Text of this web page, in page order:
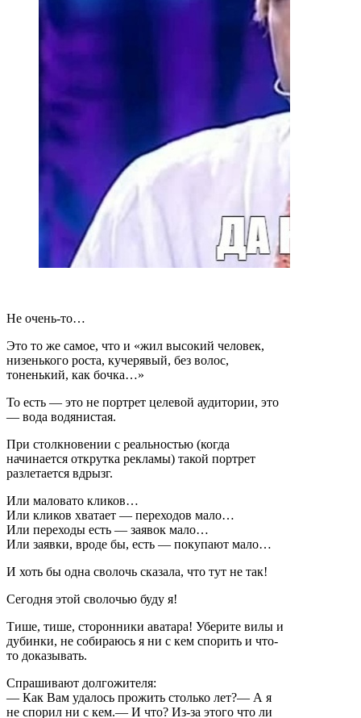
Не очень-то…
Это то же самое, что и «жил высокий человек,
низенького роста, кучерявый, без волос,
тоненький, как бочка…»
То есть — это не портрет целевой аудитории, это
— вода водянистая.
При столкновении с реальностью (когда
начинается открутка рекламы) такой портрет
разлетается вдрызг.
Или маловато кликов…
Или кликов хватает — переходов мало…
Или переходы есть — заявок мало…
Или заявки, вроде бы, есть — покупают мало…
И хоть бы одна сволочь сказала, что тут не так!
Сегодня этой сволочью буду я!
Тише, тише, сторонники аватара! Уберите вилы и
дубинки, не собираюсь я ни с кем спорить и что-
то доказывать.
Спрашивают долгожителя:
— Как Вам удалось прожить столько лет?— А я
не спорил ни с кем.— И что? Из-за этого что ли